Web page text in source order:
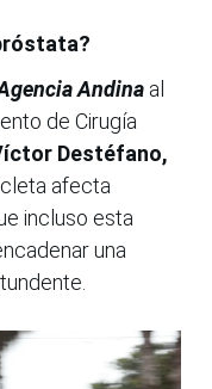
Andina al
de Cirugía
Destéfano,
afecta
incluso esta
una